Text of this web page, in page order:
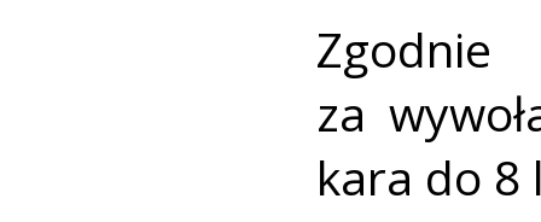
za
kara do 8